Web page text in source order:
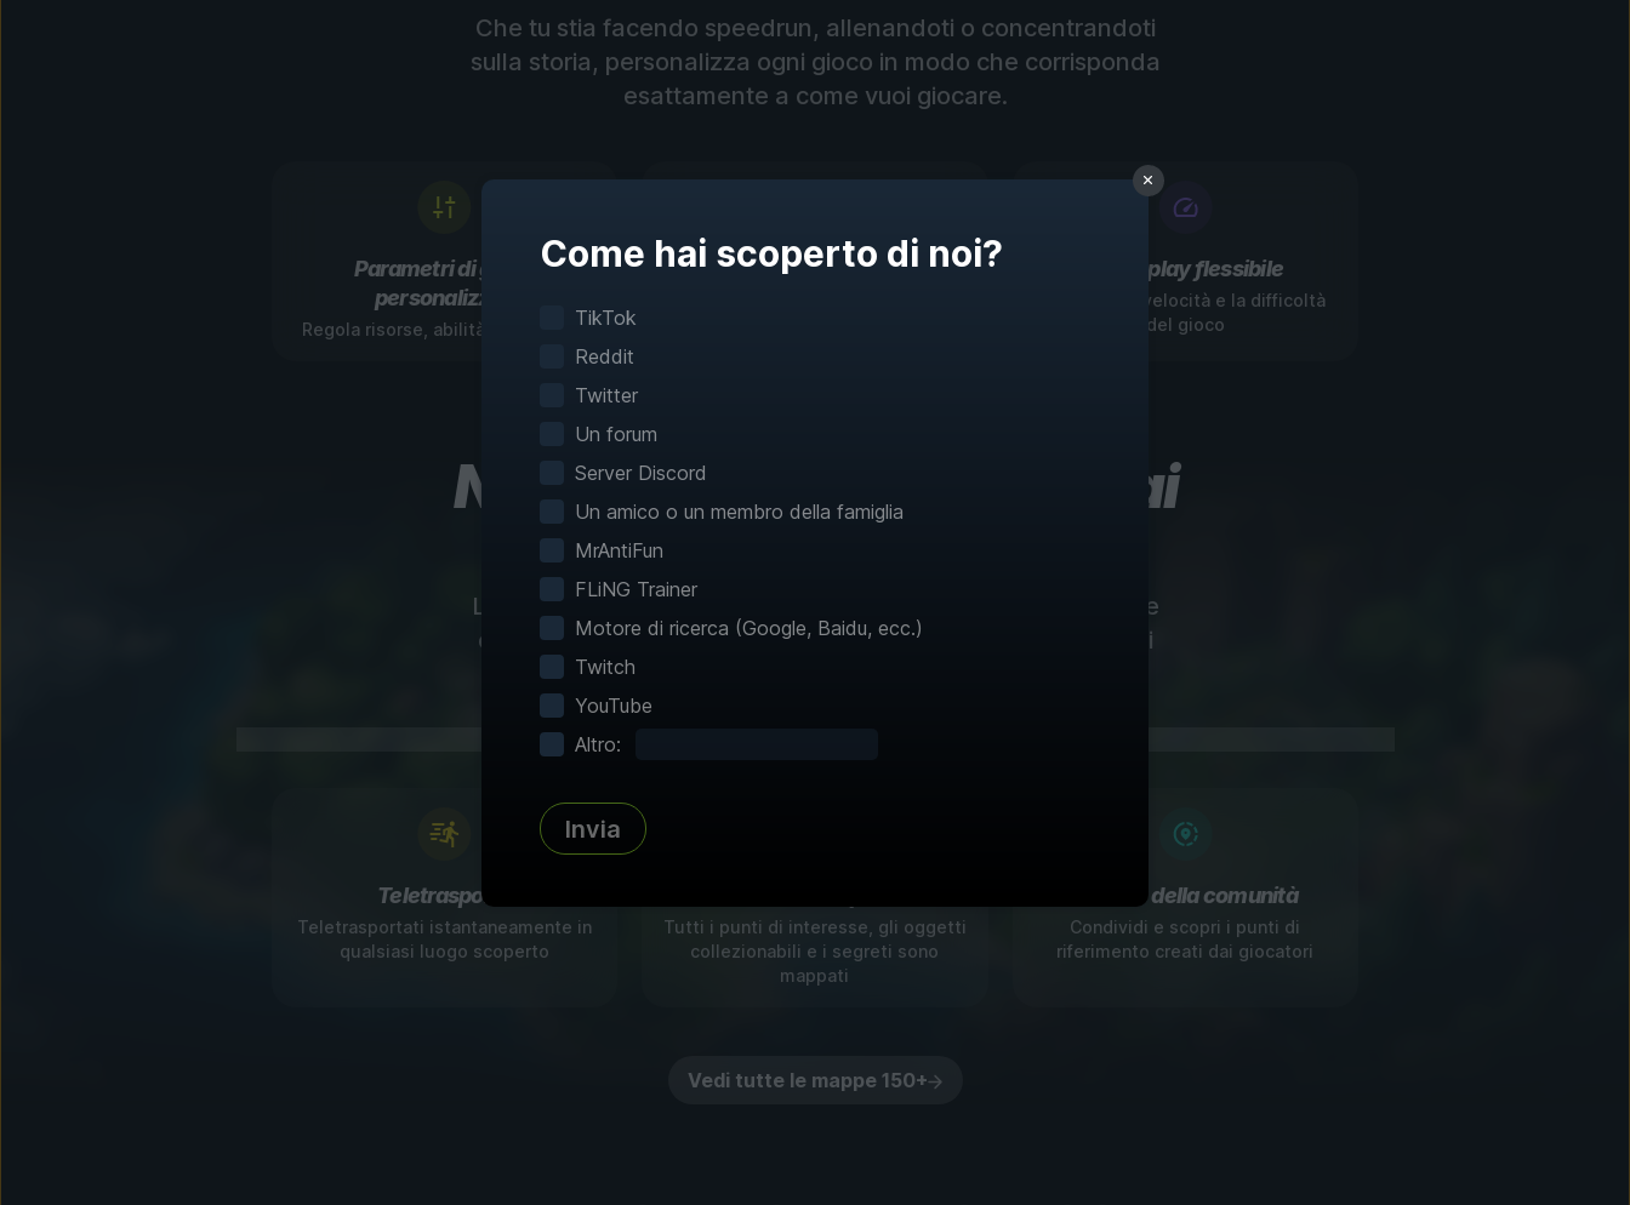
Che tu stia facendo speedrun, allenandoti o concentrandoti
sulla storia, personalizza ogni gioco in modo che corrisponda
esattamente a come vuoi giocare.
Parametri di gioco
personalizzati
Regola risorse, abilità e gameplay
Modalità di allenamento Gameplay flessibile
Modifica la velocità e la difficoltà
del gioco
Naviga nei giochi come mai
prima d'ora
Le nostre mappe interattive rendono l'esplorazione semplice
con viaggi rapidi e mappe dettagliate istantanee per i giochi
Teletrasporto
Teletrasportati istantaneamente in
qualsiasi luogo scoperto
Tutti i punti di interesse, gli oggetti
collezionabili e i segreti sono
mappati
Marker della comunità
Condividi e scopri i punti di
riferimento creati dai giocatori
Vedi tutte le mappe 150+
Come hai scoperto di noi?
TikTok
Reddit
Twitter
Un forum
Server Discord
Un amico o un membro della famiglia
MrAntiFun
FLiNG Trainer
Motore di ricerca (Google, Baidu, ecc.)
Twitch
YouTube
Altro:
Invia